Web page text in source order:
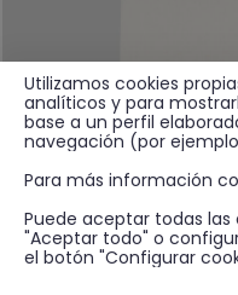
Utilizamos cookies
analíticos y para
base a un perfil
navegación (por
Para más información
Puede aceptar todas
"Aceptar todo" o
el botón "Configurar